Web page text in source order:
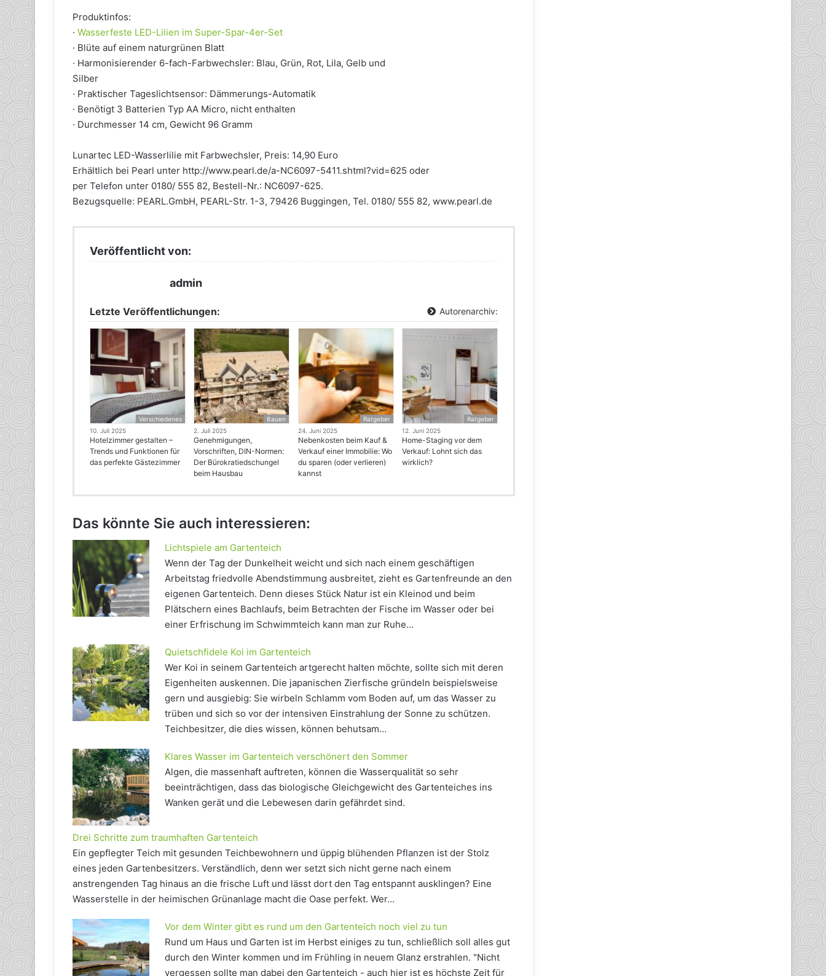
Produktinfos:
· Wasserfeste LED-Lilien im Super-Spar-4er-Set
· Blüte auf einem naturgrünen Blatt
· Harmonisierender 6-fach-Farbwechsler: Blau, Grün, Rot, Lila, Gelb und
Silber
· Praktischer Tageslichtsensor: Dämmerungs-Automatik
· Benötigt 3 Batterien Typ AA Micro, nicht enthalten
· Durchmesser 14 cm, Gewicht 96 Gramm
Lunartec LED-Wasserlilie mit Farbwechsler, Preis: 14,90 Euro
Erhältlich bei Pearl unter http://www.pearl.de/a-NC6097-5411.shtml?vid=625 oder
per Telefon unter 0180/ 555 82, Bestell-Nr.: NC6097-625.
Bezugsquelle: PEARL.GmbH, PEARL-Str. 1-3, 79426 Buggingen, Tel. 0180/ 555 82, www.pearl.de
Veröffentlicht von:
admin
Letzte Veröffentlichungen: Autorenarchiv:
Verschiedenes
10. Juli 2025
Hotelzimmer gestalten –
Trends und Funktionen für
das perfekte Gästezimmer
Bauen
2. Juli 2025
Genehmigungen,
Vorschriften, DIN-Normen:
Der Bürokratiedschungel
beim Hausbau
Ratgeber
24. Juni 2025
Nebenkosten beim Kauf &
Verkauf einer Immobilie: Wo
du sparen (oder verlieren)
kannst
Ratgeber
12. Juni 2025
Home-Staging vor dem
Verkauf: Lohnt sich das
wirklich?
Das könnte Sie auch interessieren:
Lichtspiele am Gartenteich
Wenn der Tag der Dunkelheit weicht und sich nach einem geschäftigen
Arbeitstag friedvolle Abendstimmung ausbreitet, zieht es Gartenfreunde an den
eigenen Gartenteich. Denn dieses Stück Natur ist ein Kleinod und beim
Plätschern eines Bachlaufs, beim Betrachten der Fische im Wasser oder bei
einer Erfrischung im Schwimmteich kann man zur Ruhe…
Quietschfidele Koi im Gartenteich
Wer Koi in seinem Gartenteich artgerecht halten möchte, sollte sich mit deren
Eigenheiten auskennen. Die japanischen Zierfische gründeln beispielsweise
gern und ausgiebig: Sie wirbeln Schlamm vom Boden auf, um das Wasser zu
trüben und sich so vor der intensiven Einstrahlung der Sonne zu schützen.
Teichbesitzer, die dies wissen, können behutsam…
Klares Wasser im Gartenteich verschönert den Sommer
Algen, die massenhaft auftreten, können die Wasserqualität so sehr
beeinträchtigen, dass das biologische Gleichgewicht des Gartenteiches ins
Wanken gerät und die Lebewesen darin gefährdet sind.
Drei Schritte zum traumhaften Gartenteich
Ein gepflegter Teich mit gesunden Teichbewohnern und üppig blühenden Pflanzen ist der Stolz
eines jeden Gartenbesitzers. Verständlich, denn wer setzt sich nicht gerne nach einem
anstrengenden Tag hinaus an die frische Luft und lässt dort den Tag entspannt ausklingen? Eine
Wasserstelle in der heimischen Grünanlage macht die Oase perfekt. Wer…
Vor dem Winter gibt es rund um den Gartenteich noch viel zu tun
Rund um Haus und Garten ist im Herbst einiges zu tun, schließlich soll alles gut
durch den Winter kommen und im Frühling in neuem Glanz erstrahlen. "Nicht
vergessen sollte man dabei den Gartenteich - auch hier ist es höchste Zeit für